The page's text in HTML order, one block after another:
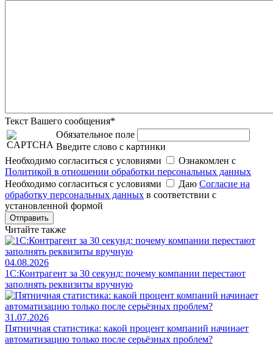
Текст Вашего сообщения*
Обязательное поле
Введите слово с картинки
Необходимо согласиться с условиями
Ознакомлен с
Политикой в отношении обработки персональных данных
Необходимо согласиться с условиями
Даю Согласие на
обработку персональных данных в соответствии с
установленной формой
Отправить
Читайте также
04.08.2026
1С:Контрагент за 30 секунд: почему компании перестают
заполнять реквизиты вручную
31.07.2026
Пятничная статистика: какой процент компаний начинает
автоматизацию только после серьёзных проблем?